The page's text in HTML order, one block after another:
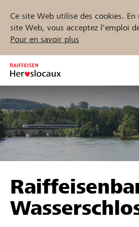
Ce site Web utilise des cookies.
site Web, vous acceptez l'emploi
Pour en savoir plus
Inhalt
springen
Parrainer
Soutien & assistance
Trouvez des projets et des
Démarrez